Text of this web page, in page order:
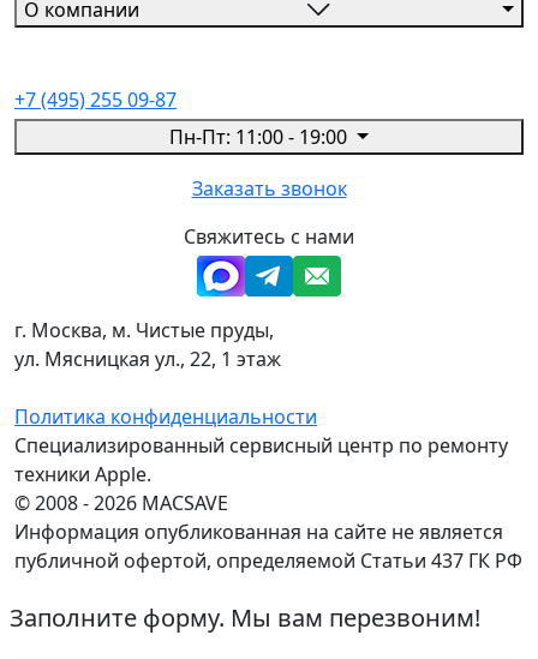
О компании
+7 (495) 255 09-87
Пн-Пт: 11:00 - 19:00
Заказать звонок
Свяжитесь с нами
г. Москва, м. Чистые пруды,
ул. Мясницкая ул., 22, 1 этаж
Политика конфиденциальности
Специализированный сервисный центр по ремонту
техники Apple.
© 2008 - 2026 MACSAVE
Информация опубликованная на сайте не является
публичной офертой, определяемой Статьи 437 ГК РФ
Заполните форму. Мы вам перезвоним!